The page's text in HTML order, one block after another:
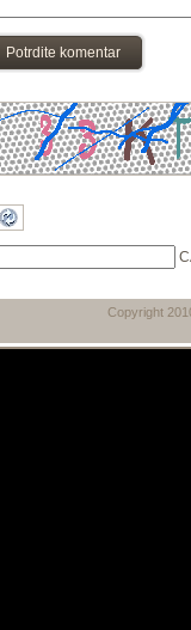
Potrdite komentar
Copyright